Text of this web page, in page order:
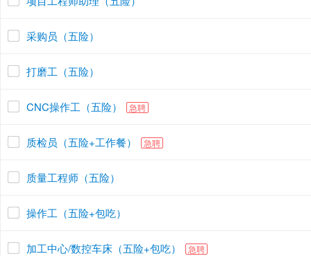
采购员（五险）
打磨工（五险）
CNC操作工（五险） 急聘
质检员（五险+工作餐） 急聘
质量工程师（五险）
操作工（五险+包吃）
加工中心/数控车床（五险+包吃） 急聘